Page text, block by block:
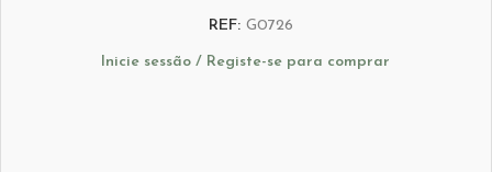
REF: G0726
Inicie sessão / Registe-se para comprar